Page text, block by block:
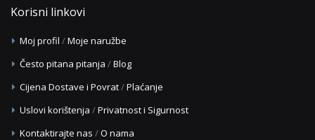
Korisni linkovi
Moj profil /Moje naružbe
Često pitana pitanja /Blog
Cijena Dostave i Povrat/Plaćanje
Uslovi korištenja /Privatnost i Sigurnost
Kontaktirajte nas /O nama